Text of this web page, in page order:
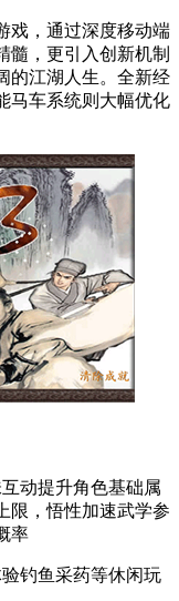
戏，通过深度移动端
髓，更引入创新机制
的江湖人生。全新经
马车系统则大幅优化
动提升角色基础属
限，悟性加速武学参
率
钓鱼采药等休闲玩